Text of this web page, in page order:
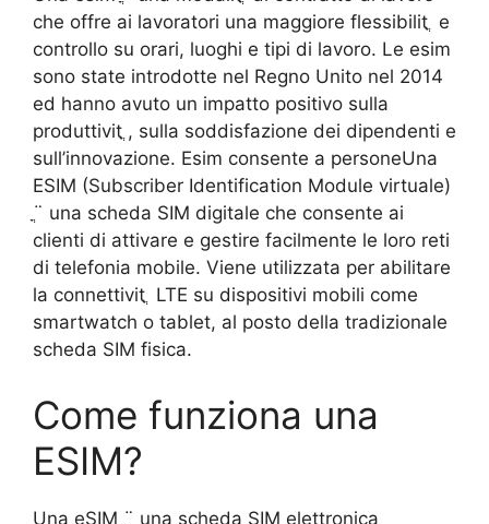
che offre ai lavoratori una maggiore flessibilitֳ e
controllo su orari, luoghi e tipi di lavoro. Le esim
sono state introdotte nel Regno Unito nel 2014
ed hanno avuto un impatto positivo sulla
produttivitֳ , sulla soddisfazione dei dipendenti e
sull’innovazione. Esim consente a personeUna
ESIM (Subscriber Identification Module virtuale)
ֳ¨ una scheda SIM digitale che consente ai
clienti di attivare e gestire facilmente le loro reti
di telefonia mobile. Viene utilizzata per abilitare
la connettivitֳ LTE su dispositivi mobili come
smartwatch o tablet, al posto della tradizionale
scheda SIM fisica.
Come funziona una
ESIM?
Una eSIM ֳ¨ una scheda SIM elettronica